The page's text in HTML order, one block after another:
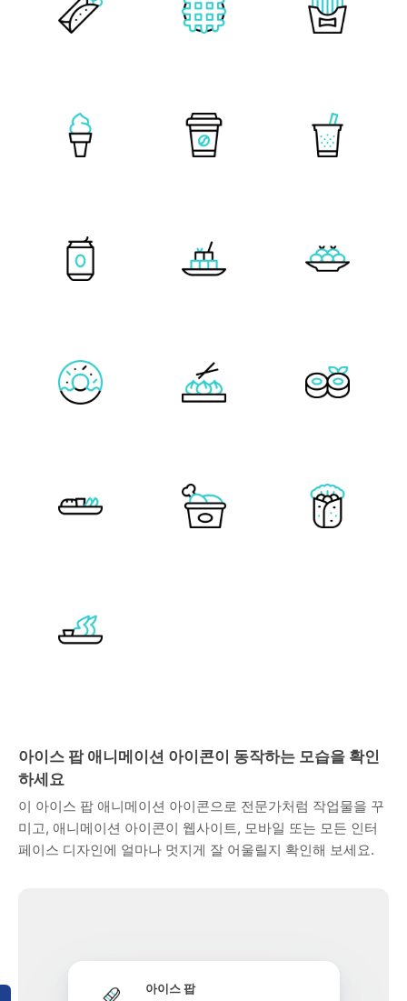
아이스 팝 애니메이션 아이콘이 동작하는 모습을 확인
하세요
이 아이스 팝 애니메이션 아이콘으로 전문가처럼 작업물을 꾸
미고, 애니메이션 아이콘이 웹사이트, 모바일 또는 모든 인터
페이스 디자인에 얼마나 멋지게 잘 어울릴지 확인해 보세요.
아이스 팝